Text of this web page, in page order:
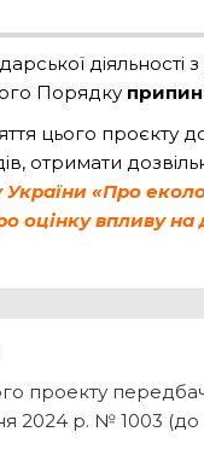
Порядку
цього проєкту
отримати
«Про
оцінку впливу на
проекту
2024 р. № 1003